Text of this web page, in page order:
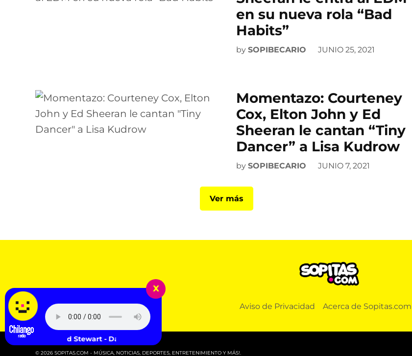
en su nueva rola “Bad
Habits”
by SOPIBECARIO JUNIO 25, 2021
Momentazo: Courteney
Cox, Elton John y Ed
Sheeran le cantan “Tiny
Dancer” a Lisa Kudrow
by SOPIBECARIO JUNIO 7, 2021
Ver más
Aviso de Privacidad Acerca de Sopitas.com
© 2026 SOPITAS.COM - MÚSICA, NOTICIAS, DEPORTES, ENTRETENIMIENTO Y MÁS!.
x
Rod Stewart - Da Ya Think I'm Sexy?